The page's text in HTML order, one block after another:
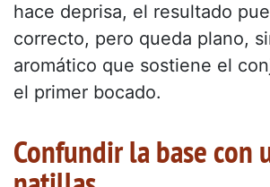
hace deprisa, el resultado
correcto, pero queda plano,
aromático que sostiene el
el primer bocado.
Confundir la base con